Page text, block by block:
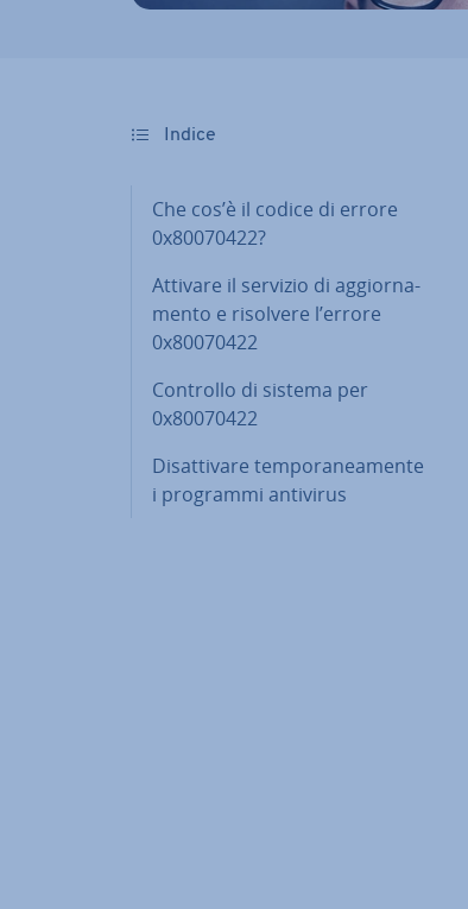
Indice
Che cos’è il codice di errore
0x80070422?
Attivare il servizio di ag­gior­na­
men­to e risolvere l’errore
0x80070422
Controllo di sistema per
0x80070422
Di­sat­ti­va­re tem­po­ra­nea­men­te
i programmi antivirus